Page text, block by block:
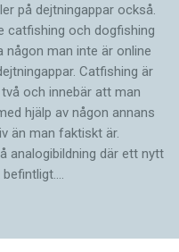
på dejtningappar också.
catfishing och dogfishing
någon man inte är online
Catfishing är
och innebär att man
hjälp av någon annans
än man faktiskt är.
analogibildning där ett nytt